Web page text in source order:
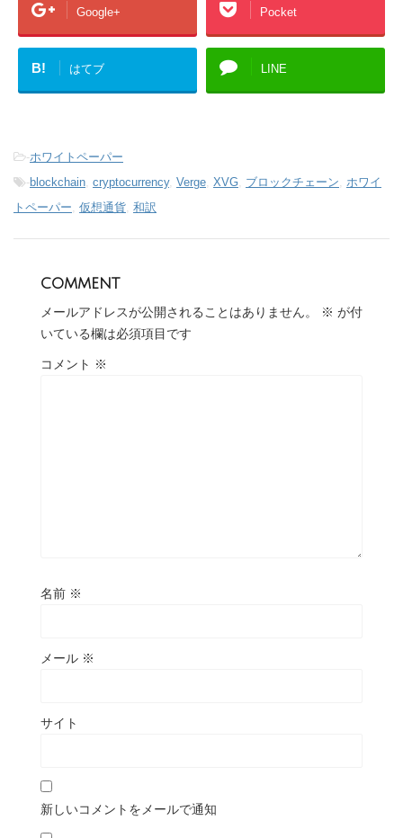
Google+ Pocket
B! はてブ LINE
-ホワイトペーパー
-blockchain cryptocurrency, Verge XVG ブロックチェーン
ホワイ
トペーパー 仮想通貨 和訳
comment
メールアドレスが公開されることはありません。 ※ が付
いている欄は必須項目です
コメント ※
名前 ※
メール ※
サイト
新しいコメントをメールで通知